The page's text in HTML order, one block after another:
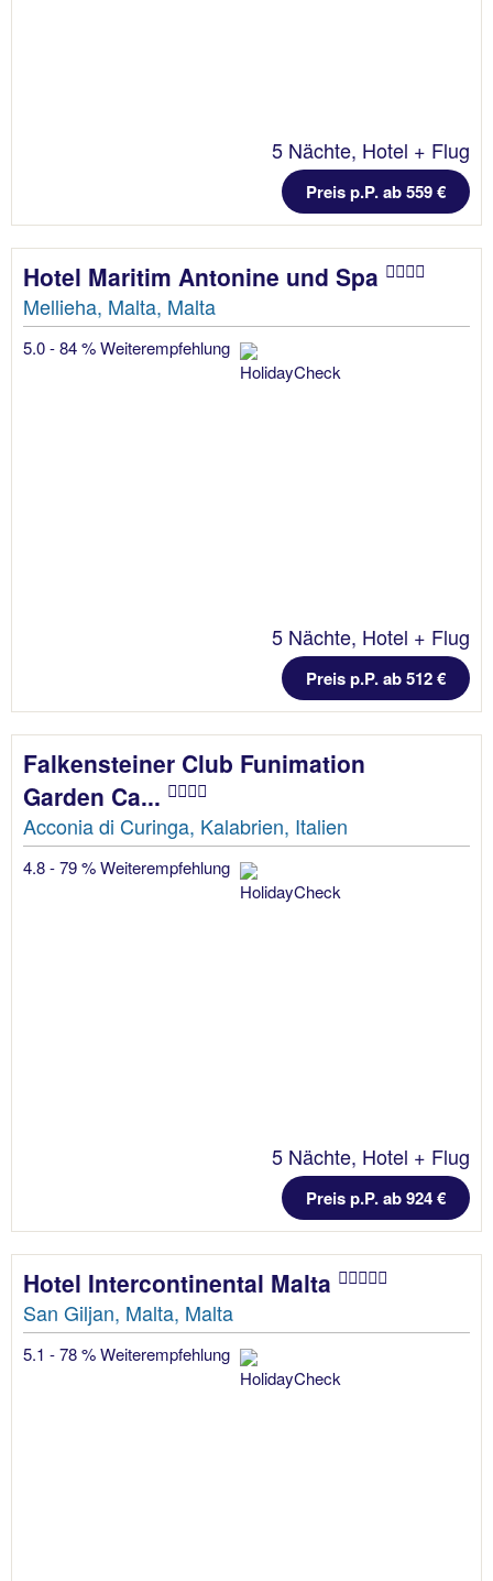
5 Nächte, Hotel + Flug
Preis p.P. ab 559 €
Hotel Maritim Antonine und Spa
Mellieha, Malta, Malta
5.0 - 84 % Weiterempfehlung
5 Nächte, Hotel + Flug
Preis p.P. ab 512 €
Falkensteiner Club Funimation
Garden Ca...
Acconia di Curinga, Kalabrien, Italien
4.8 - 79 % Weiterempfehlung
5 Nächte, Hotel + Flug
Preis p.P. ab 924 €
Hotel Intercontinental Malta
San Giljan, Malta, Malta
5.1 - 78 % Weiterempfehlung